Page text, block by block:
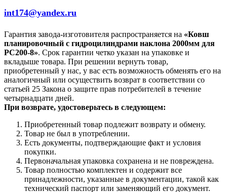
int174@yandex.ru
Гарантия завода-изготовителя распространяется на «Ковш
планировочный с гидроцилиндрами наклона 2000мм для
PC200-8». Срок гарантии четко указан на упаковке и
вкладыше товара. При решении вернуть товар,
приобретенный у нас, у вас есть возможность обменять его на
аналогичный или осуществить возврат в соответствии со
статьей 25 Закона о защите прав потребителей в течение
четырнадцати дней.
При возврате, удостоверьтесь в следующем:
Приобретенный товар подлежит возврату и обмену.
Товар не был в употреблении.
Есть документы, подтверждающие факт и условия
покупки.
Первоначальная упаковка сохранена и не повреждена.
Товар полностью комплектен и содержит все
принадлежности, указанные в документации, такой как
технический паспорт или заменяющий его документ.